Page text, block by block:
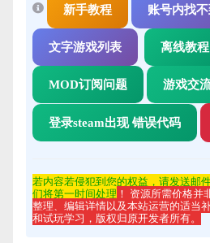
新手教程 账号内找
文字游戏列表 离线教程
MOD订阅问题 游戏交
登录steam出现 错误代码
若内容若侵犯到您的权益，请发送邮
们将第一时间处理 ！ 资源所需价格并
整理、编辑详情以及本站运营的适当
和试玩学习，版权归原开发者所有。